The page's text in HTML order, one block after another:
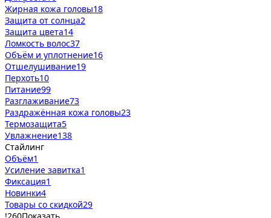
Жирная кожа головы18
Защита от солнца2
Защита цвета14
Ломкость волос37
Объём и уплотнение16
Отшелушивание19
Перхоть10
Питание99
Разглаживание73
Раздражённая кожа головы23
Термозащита5
Увлажнение138
Стайлинг
Объём1
Усиление завитка1
Фиксация1
Новинки4
Товары со скидкой29